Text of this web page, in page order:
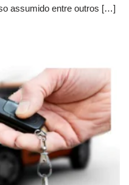
assumido entre outros […]